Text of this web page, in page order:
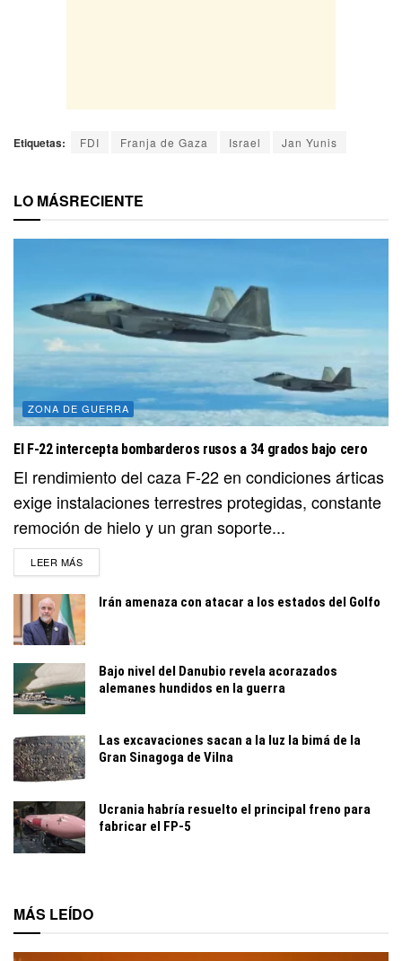
Etiquetas: FDI Franja de Gaza Israel Jan Yunis
LO MÁSRECIENTE
ZONA DE GUERRA
El F-22 intercepta bombarderos rusos a 34 grados bajo cero
El rendimiento del caza F-22 en condiciones árticas
exige instalaciones terrestres protegidas, constante
remoción de hielo y un gran soporte...
LEER MÁSDETAILS
Irán amenaza con atacar a los estados del Golfo
Bajo nivel del Danubio revela acorazados
alemanes hundidos en la guerra
Las excavaciones sacan a la luz la bimá de la
Gran Sinagoga de Vilna
Ucrania habría resuelto el principal freno para
fabricar el FP-5
MÁS LEÍDO